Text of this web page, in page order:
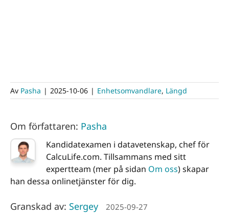
Av Pasha | 2025-10-06 | Enhetsomvandlare, Längd
Om författaren: Pasha
Kandidatexamen i datavetenskap, chef för
CalcuLife.com. Tillsammans med sitt
expertteam (mer på sidan Om oss) skapar
han dessa onlinetjänster för dig.
Granskad av: Sergey 2025-09-27